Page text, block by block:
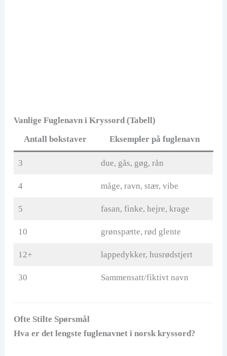
Vanlige Fuglenavn i Kryssord (Tabell)
Antall bokstaver
Eksempler på fuglenavn
3 due, gås, gøg, rån
4 måge, ravn, stær, vibe
5 fasan, finke, hejre, krage
10 grønspætte, rød glente
12+ lappedykker, husrødstjert
30 Sammensatt/fiktivt navn
Ofte Stilte Spørsmål
Hva er det lengste fuglenavnet i norsk kryssord?